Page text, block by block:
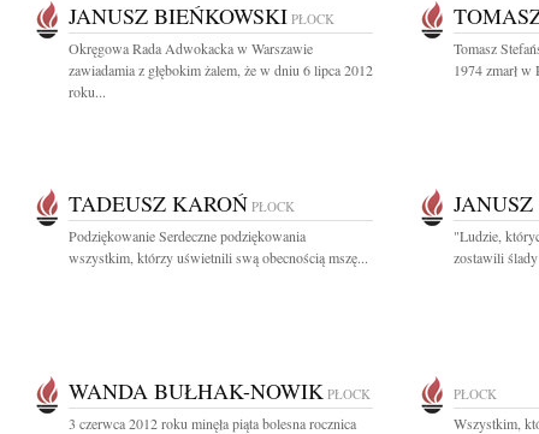
JANUSZ BIEŃKOWSKI PŁOCK
Okręgowa Rada Adwokacka w Warszawie
zawiadamia z głębokim żalem, że w dniu 6 lipca 2012
roku...
Tomasz
1974 zmarł
TADEUSZ KAROŃ PŁOCK
Podziękowanie Serdeczne podziękowania
wszystkim, którzy uświetnili swą obecnością mszę...
"Ludzie,
zostawili
WANDA BUŁHAK-NOWIK PŁOCK
3 czerwca 2012 roku minęła piąta bolesna rocznica
PŁOCK
Wszystkim,